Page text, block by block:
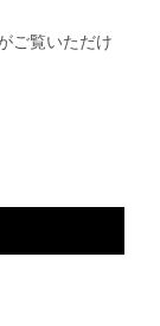
ご覧いただけ